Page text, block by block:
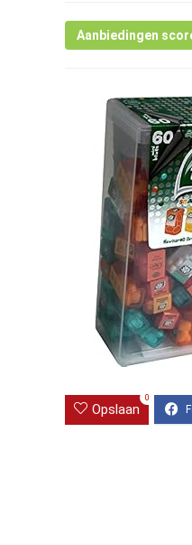
Aanbiedingen
Opslaan
0